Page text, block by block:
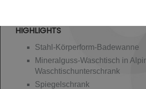
HIGHLIGHTS
Stahl-Körperform-Badewanne
Mineralguss-Waschtisch in
Waschtischunterschrank
Spiegelschrank